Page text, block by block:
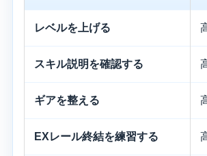
レベルを上げる
スキル説明を確認する
ギアを整える
EXレール終結を練習する